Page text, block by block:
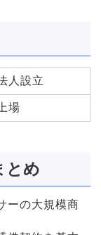
人設立
場
とめ
ーの大規模商